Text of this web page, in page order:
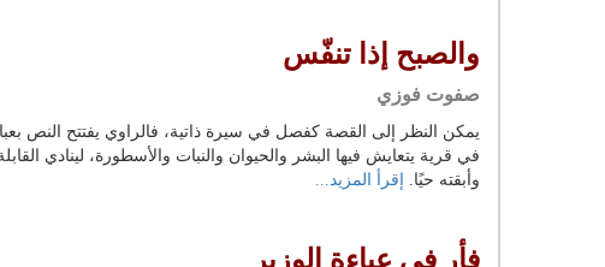
والصبح إذا تنفّس
صفوت فوزي
يمكن النظر إلى القصة كفصل في سيرة ذاتية، فالراوي يفتتح النص
في قرية يتعايش فيها البشر والحيوان والنبات والأسطورة، لينادي
وأبقته حيًا.
إقرأ المزيد...
فأر في عباءة الوزير